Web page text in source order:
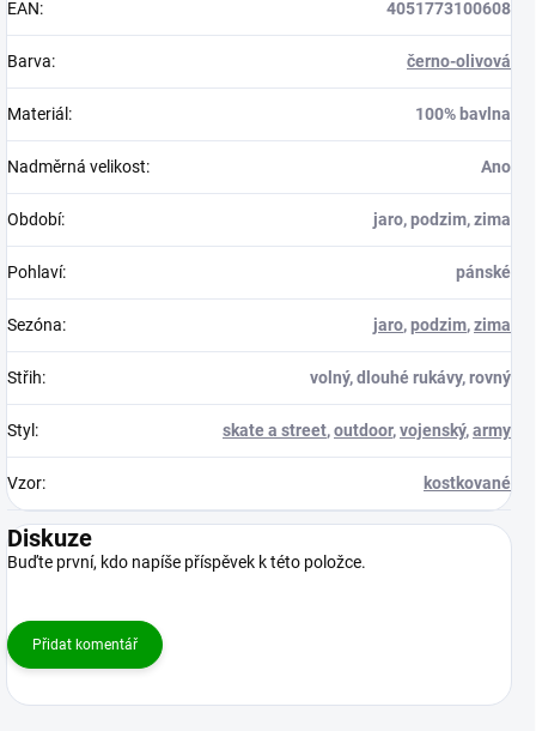
EAN: 4051773100608
Barva: černo-olivová
Materiál : 100% bavlna
Nadměrná velikost: Ano
Období: jaro, podzim, zima
Pohlaví: pánské
Sezóna: jaro,podzim,zima
Střih: volný, dlouhé rukávy, rovný
Styl : skate a street,outdoor,vojenský,army
Vzor: kostkované
Diskuze
Buďte první, kdo napíše příspěvek k této položce.
Přidat komentář